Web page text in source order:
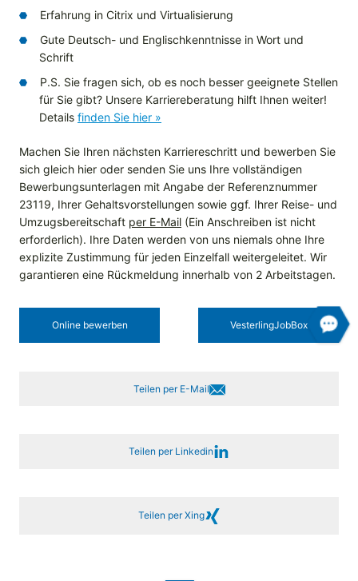
Erfahrung in Citrix und Virtualisierung
Gute Deutsch- und Englischkenntnisse in Wort und
Schrift
P.S. Sie fragen sich, ob es noch besser geeignete Stellen
für Sie gibt? Unsere Karriereberatung hilft Ihnen weiter!
Details finden Sie hier »
Machen Sie Ihren nächsten Karriereschritt und bewerben Sie
sich gleich hier oder senden Sie uns Ihre vollständigen
Bewerbungsunterlagen mit Angabe der Referenznummer
23119, Ihrer Gehaltsvorstellungen sowie ggf. Ihrer Reise- und
Umzugsbereitschaft per E-Mail (Ein Anschreiben ist nicht
erforderlich). Ihre Daten werden von uns niemals ohne Ihre
explizite Zustimmung für jeden Einzelfall weitergeleitet. Wir
garantieren eine Rückmeldung innerhalb von 2 Arbeitstagen.
Online bewerben Vesterling­JobBox
Teilen per E-Mail
Teilen per Linkedin
Teilen per Xing